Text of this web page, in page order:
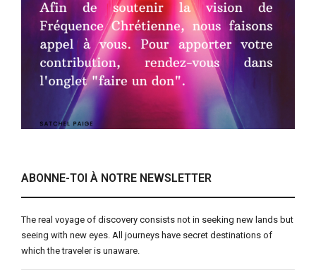
ABONNE-TOI À NOTRE NEWSLETTER
The real voyage of discovery consists not in seeking new lands but
seeing with new eyes. All journeys have secret destinations of
which the traveler is unaware.